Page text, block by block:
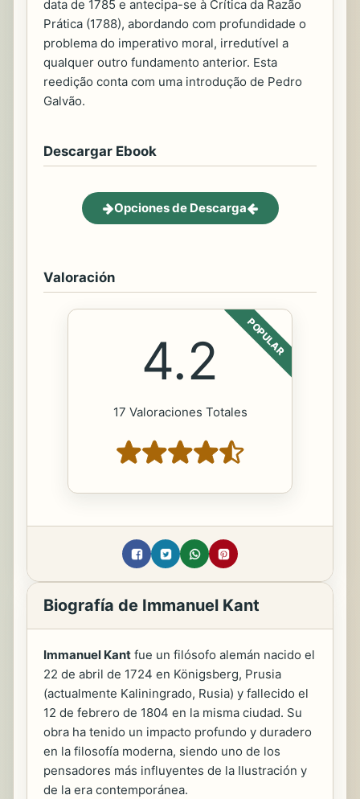
data de 1785 e antecipa-se à Crítica da Razão
Prática (1788), abordando com profundidade o
problema do imperativo moral, irredutível a
qualquer outro fundamento anterior. Esta
reedição conta com uma introdução de Pedro
Galvão.
Descargar Ebook
Opciones de Descarga
Valoración
POPULAR
4.2
17 Valoraciones Totales
Biografía de Immanuel Kant
Immanuel Kant fue un filósofo alemán nacido el
22 de abril de 1724 en Königsberg, Prusia
(actualmente Kaliningrado, Rusia) y fallecido el
12 de febrero de 1804 en la misma ciudad. Su
obra ha tenido un impacto profundo y duradero
en la filosofía moderna, siendo uno de los
pensadores más influyentes de la Ilustración y
de la era contemporánea.